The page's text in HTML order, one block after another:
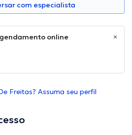
com especialista
online
Freitas? Assuma seu perfil